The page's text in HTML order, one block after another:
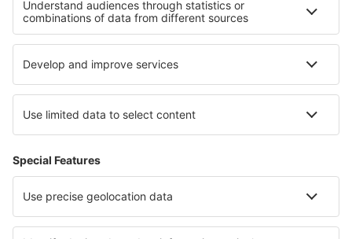
Unterkunft Lisbon coast Unterkunft an der Rimini-Küste
Unterkunft am Chiemsee Unterkunft in Singapur
Unterkunft in Horehronie Unterkunft in Paphos Region